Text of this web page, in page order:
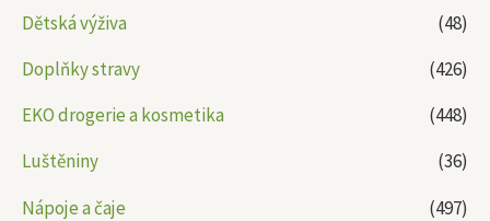
Dětská výživa
(48)
Doplňky stravy
(426)
EKO drogerie a kosmetika
(448)
Luštěniny
(36)
Nápoje a čaje
(497)